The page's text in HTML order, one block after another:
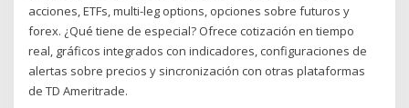
acciones, ETFs, multi-leg options, opciones sobre futuros y
forex. ¿Qué tiene de especial? Ofrece cotización en tiempo
real, gráficos integrados con indicadores, configuraciones de
alertas sobre precios y sincronización con otras plataformas
de TD Ameritrade.